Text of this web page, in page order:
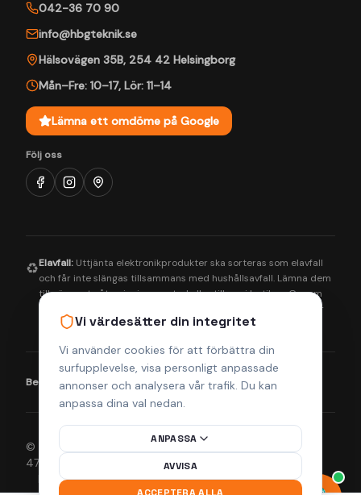
Vi värdesätter din integritet
Vi använder cookies för att förbättra din
surfupplevelse, visa personligt anpassade
annonser och analysera vår trafik. Du kan
anpassa dina val nedan.
ANPASSA
AVVISA
042-36 70 90
info@hbgteknik.se
Hälsovägen 35B, 254 42 Helsingborg
Mån–Fre: 10–17, Lör: 11–14
Lämna ett omdöme på Google
Följ oss
♻️Elavfall: Uttjänta elektronikprodukter ska sorteras som elavfall
och får inte slängas tillsammans med hushållsavfall. Lämna dem
till närmaste återvinningscentral eller till oss i butiken. Genom
korrekt hantering bidrar du till en bättre miljö och säkerställer
att farliga ämnen tas om hand på rätt sätt.
Betalningsmetoder: Visa Mastercard Klarna
© 2026 Helsingborgs Teknikcenter AB (Org.nr 556943-
4755). Alla rättigheter förbehållna.
IntegritetspolicyKöpvillkorReturpolicyFrakt & Leverans